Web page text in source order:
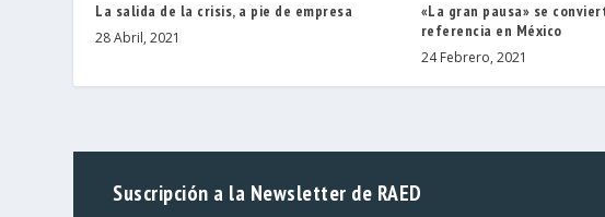
La salida de la crisis, a pie de empresa
28 Abril, 2021
«La gran pausa» se
referencia en México
24 Febrero, 2021
Suscripción a la Newsletter de RAED